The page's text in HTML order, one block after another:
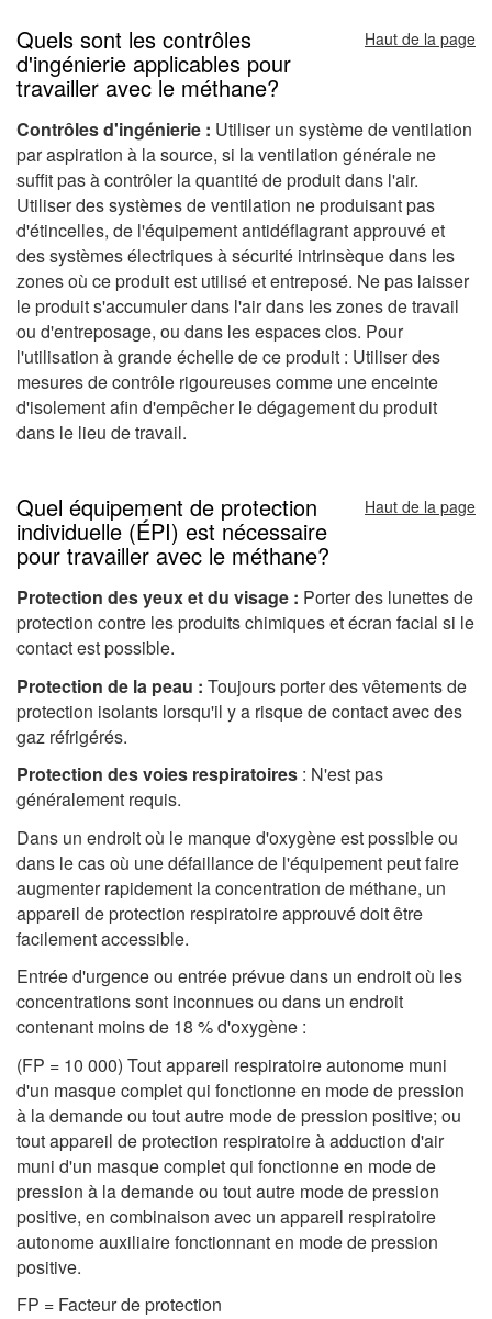
Quels sont les contrôles
d'ingénierie applicables pour
travailler avec le méthane?
Haut de la page
Contrôles d'ingénierie : Utiliser un système de ventilation
par aspiration à la source, si la ventilation générale ne
suffit pas à contrôler la quantité de produit dans l'air.
Utiliser des systèmes de ventilation ne produisant pas
d'étincelles, de l'équipement antidéflagrant approuvé et
des systèmes électriques à sécurité intrinsèque dans les
zones où ce produit est utilisé et entreposé. Ne pas laisser
le produit s'accumuler dans l'air dans les zones de travail
ou d'entreposage, ou dans les espaces clos. Pour
l'utilisation à grande échelle de ce produit : Utiliser des
mesures de contrôle rigoureuses comme une enceinte
d'isolement afin d'empêcher le dégagement du produit
dans le lieu de travail.
Quel équipement de protection
individuelle (ÉPI) est nécessaire
pour travailler avec le méthane?
Haut de la page
Protection des yeux et du visage : Porter des lunettes de
protection contre les produits chimiques et écran facial si le
contact est possible.
Protection de la peau : Toujours porter des vêtements de
protection isolants lorsqu'il y a risque de contact avec des
gaz réfrigérés.
Protection des voies respiratoires : N'est pas
généralement requis.
Dans un endroit où le manque d'oxygène est possible ou
dans le cas où une défaillance de l'équipement peut faire
augmenter rapidement la concentration de méthane, un
appareil de protection respiratoire approuvé doit être
facilement accessible.
Entrée d'urgence ou entrée prévue dans un endroit où les
concentrations sont inconnues ou dans un endroit
contenant moins de 18 % d'oxygène :
(FP = 10 000) Tout appareil respiratoire autonome muni
d'un masque complet qui fonctionne en mode de pression
à la demande ou tout autre mode de pression positive; ou
tout appareil de protection respiratoire à adduction d'air
muni d'un masque complet qui fonctionne en mode de
pression à la demande ou tout autre mode de pression
positive, en combinaison avec un appareil respiratoire
autonome auxiliaire fonctionnant en mode de pression
positive.
FP = Facteur de protection